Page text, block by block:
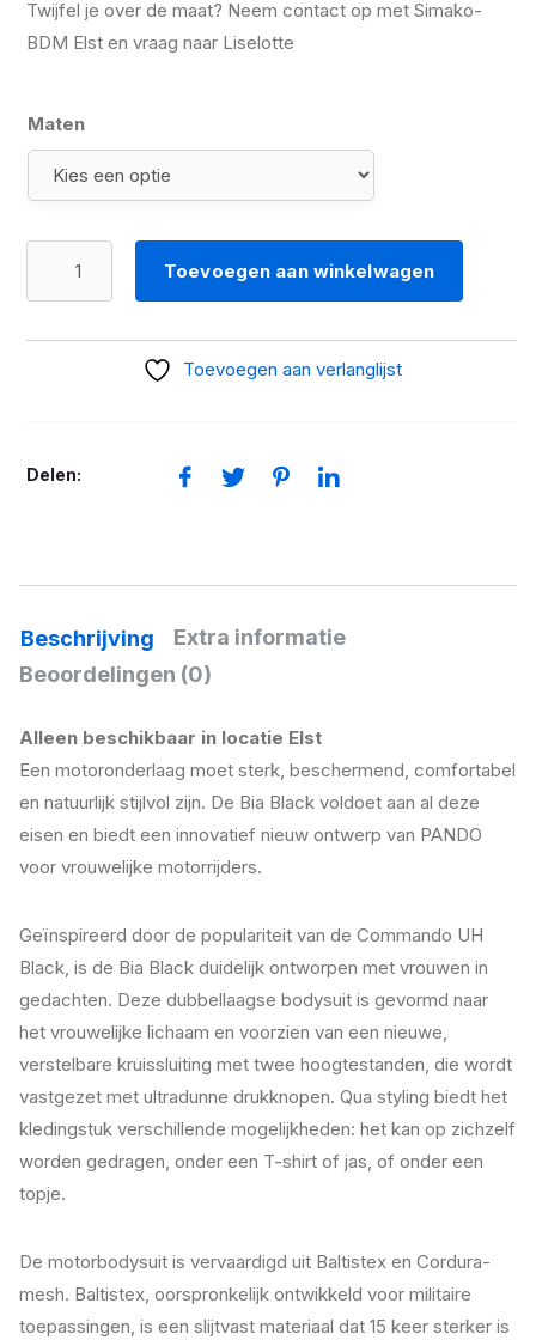
Twijfel je over de maat? Neem contact op met Simako-
BDM Elst en vraag naar Liselotte
Maten
Toevoegen aan winkelwagen
Toevoegen aan verlanglijst
Delen:
Beschrijving
Extra informatie
Beoordelingen (0)
Alleen beschikbaar in locatie Elst
Een motoronderlaag moet sterk, beschermend, comfortabel
en natuurlijk stijlvol zijn. De Bia Black voldoet aan al deze
eisen en biedt een innovatief nieuw ontwerp van PANDO
voor vrouwelijke motorrijders.
Geïnspireerd door de populariteit van de Commando UH
Black, is de Bia Black duidelijk ontworpen met vrouwen in
gedachten. Deze dubbellaagse bodysuit is gevormd naar
het vrouwelijke lichaam en voorzien van een nieuwe,
verstelbare kruissluiting met twee hoogtestanden, die wordt
vastgezet met ultradunne drukknopen. Qua styling biedt het
kledingstuk verschillende mogelijkheden: het kan op zichzelf
worden gedragen, onder een T-shirt of jas, of onder een
topje.
De motorbodysuit is vervaardigd uit Baltistex en Cordura-
mesh. Baltistex, oorspronkelijk ontwikkeld voor militaire
toepassingen, is een slijtvast materiaal dat 15 keer sterker is